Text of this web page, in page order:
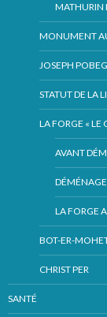
MATHURIN
MONUMENT
JOSEPH
STATUT DE LA
LA FORGE « LE
AVANT
LA FORGE
BOT-ER-
CHRIST PER
SANTÉ